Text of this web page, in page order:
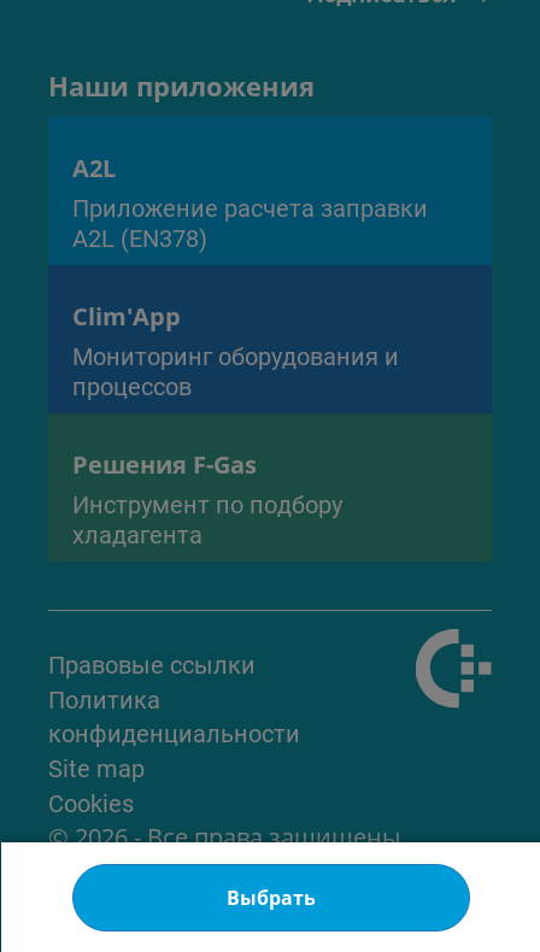
Выбрать
Наши приложения
A2L
Приложение расчета заправки
A2L (EN378)
Clim'App
Мониторинг оборудования и
процессов
Решения F-Gas
Инструмент по подбору
хладагента
Правовые ссылки
Политика
конфиденциальности
Site map
Cookies
© 2026 - Все права защищены
В начало